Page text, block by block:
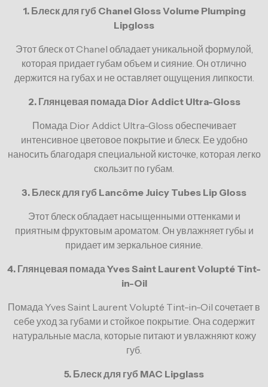
1. Блеск для губ Chanel Gloss Volume Plumping
Lipgloss
Этот блеск от Chanel обладает уникальной формулой,
которая придает губам объем и сияние. Он отлично
держится на губах и не оставляет ощущения липкости.
2. Глянцевая помада Dior Addict Ultra-Gloss
Помада Dior Addict Ultra-Gloss обеспечивает
интенсивное цветовое покрытие и блеск. Ее удобно
наносить благодаря специальной кисточке, которая легко
скользит по губам.
3. Блеск для губ Lancôme Juicy Tubes Lip Gloss
Этот блеск обладает насыщенными оттенками и
приятным фруктовым ароматом. Он увлажняет губы и
придает им зеркальное сияние.
4. Глянцевая помада Yves Saint Laurent Volupté Tint-
in-Oil
Помада Yves Saint Laurent Volupté Tint-in-Oil сочетает в
себе уход за губами и стойкое покрытие. Она содержит
натуральные масла, которые питают и увлажняют кожу
губ.
5. Блеск для губ MAC Lipglass